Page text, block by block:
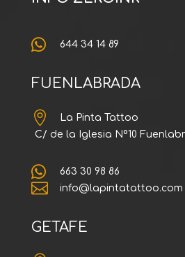
 644 34 14 89
FUENLABRADA

La Pinta Tattoo
C/ de la Iglesia Nº10
 663 30 98 86
 info@lapintatattoo.com
GETAFE